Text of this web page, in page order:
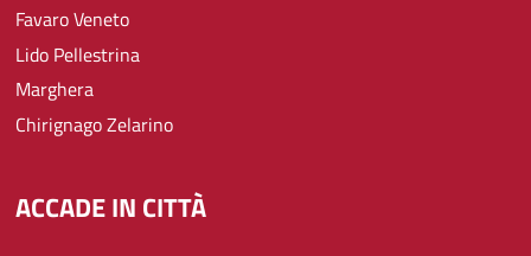
Favaro Veneto
Lido Pellestrina
Marghera
Chirignago Zelarino
ACCADE IN CITTÀ